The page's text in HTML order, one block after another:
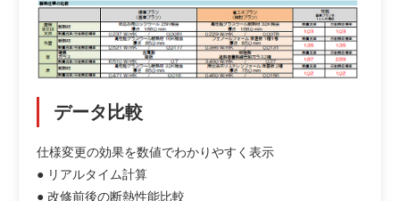
データ比較
仕様変更の効果を数値でわかりやすく表示
● リアルタイム計算
● 改修前後の断熱性能比較